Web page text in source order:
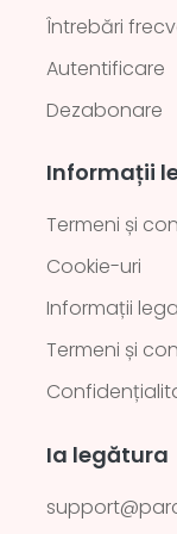
Întrebări
Autentificare
Dezabonare
Informații
Termeni și
Cookie-uri
Informații
Termeni și
Ia legătura